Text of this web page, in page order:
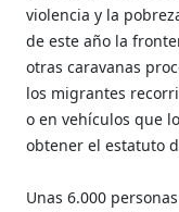
violencia y la
de este año la
otras caravanas
los migrantes
o en vehículos que
obtener el estatuto
Unas 6.000